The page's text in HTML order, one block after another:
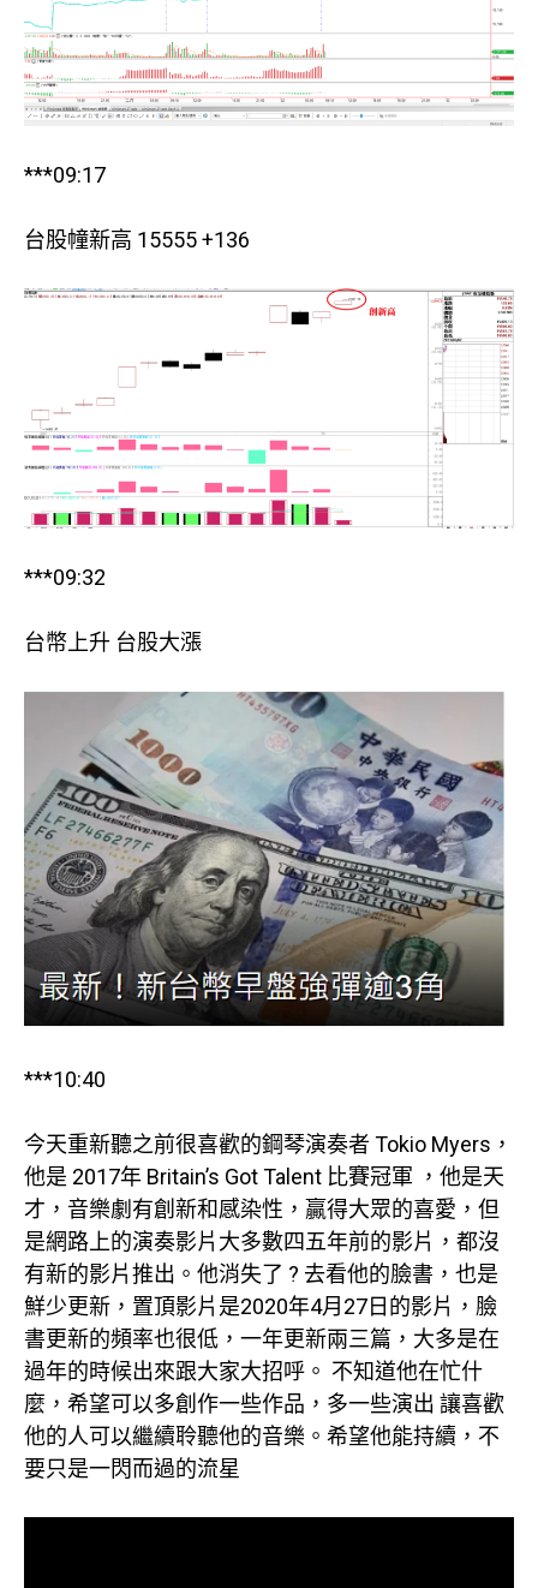
***09:17
台股幢新高 15555 +136
***09:32
台幣上升 台股大漲
***10:40
今天重新聽之前很喜歡的鋼琴演奏者 Tokio Myers，
他是 2017年 Britain’s Got Talent 比賽冠軍 ，他是天
才，音樂劇有創新和感染性，贏得大眾的喜愛，但
是網路上的演奏影片大多數四五年前的影片，都沒
有新的影片推出。他消失了 ? 去看他的臉書，也是
鮮少更新，置頂影片是2020年4月27日的影片，臉
書更新的頻率也很低，一年更新兩三篇，大多是在
過年的時候出來跟大家大招呼。 不知道他在忙什
麼，希望可以多創作一些作品，多一些演出 讓喜歡
他的人可以繼續聆聽他的音樂。希望他能持續，不
要只是一閃而過的流星